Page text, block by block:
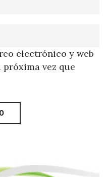
electrónico y web
próxima vez que